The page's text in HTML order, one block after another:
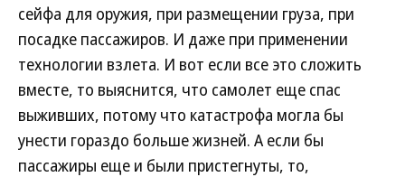
сейфа для оружия, при размещении груза, при
посадке пассажиров. И даже при применении
технологии взлета. И вот если все это сложить
вместе, то выяснится, что самолет еще спас
выживших, потому что катастрофа могла бы
унести гораздо больше жизней. А если бы
пассажиры еще и были пристегнуты, то,